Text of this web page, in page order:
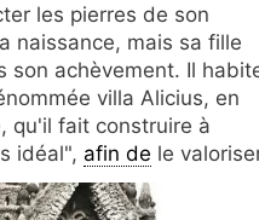
les pierres de son
naissance, mais sa fille
son achèvement. Il
villa Alicius, en
qu'il fait construire à
idéal", afin de le